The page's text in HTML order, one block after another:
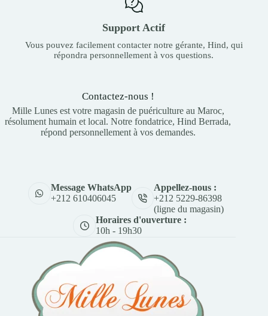
Support Actif
Vous pouvez facilement contacter notre gérante, Hind, qui
répondra personnellement à vos questions.
Contactez-nous !
Mille Lunes est votre magasin de puériculture au Maroc,
résolument humain et local. Notre fondatrice, Hind Berrada,
répond personnellement à vos demandes.
Message WhatsApp
+212 610406045
Appellez-nous :
+212 5229-86398
(ligne du magasin)
Horaires d'ouverture :
10h - 19h30